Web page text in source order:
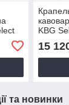
KBG
15
та новинки